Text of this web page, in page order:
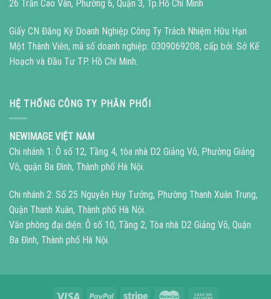
26 Trần Cao Vân, Phường 6, Quận 3, Tp.Hồ Chí Minh
Giấy CN Đăng Ký Doanh Nghiệp Công Ty Trách Nhiệm Hữu Hạn
Một Thành Viên, mã số doanh nghiệp: 0309069208, cấp bởi: Sở Kế
Hoạch và Đầu Tư TP. Hồ Chí Minh.
HỆ THỐNG CÔNG TY PHÂN PHỐI
NEWIMAGE VIỆT NAM
Chi nhánh 1: Ô số 12, Tầng 4, tòa nhà D2 Giảng Võ, Phường Giảng
Võ, quận Ba Đình, Thành phố Hà Nội.
Chi nhánh 2: Số 25 Nguyễn Huy Tưởng, Phường Thanh Xuân Trung,
Quận Thanh Xuân, Thành phố Hà Nội.
Văn phòng đại diện: Ô số 10, Tầng 2, Tòa nhà D2 Giảng Võ, Quận
Ba Đình, Thành phố Hà Nội.